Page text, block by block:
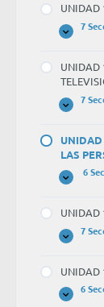
EL
OCIO
Y
LIBRE
UNIDAD
Expandir
UNIDAD
¡NOS
VAMOS
FIESTA!
7
UNIDAD
Expandir
UNIDAD
PRENSA,
RADIO
7
UNIDAD
LAS
Expandir
UNIDAD
LA
ENTRE
6
UNIDAD
Expandir
UNIDAD
LOS
7
UNIDAD
Expandir
UNIDAD
6